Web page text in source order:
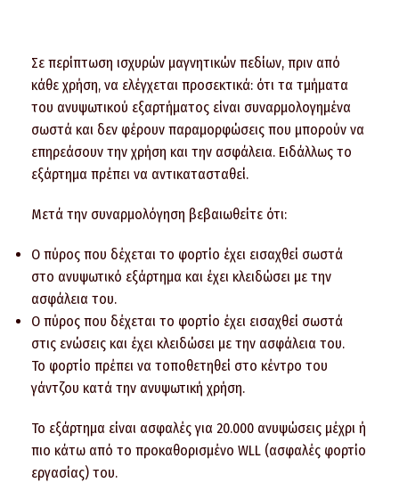
Σε περίπτωση ισχυρών μαγνητικών πεδίων, πριν από
κάθε χρήση, να ελέγχεται προσεκτικά: ότι τα τμήματα
του ανυψωτικού εξαρτήματος είναι συναρμολογημένα
σωστά και δεν φέρουν παραμορφώσεις που μπορούν να
επηρεάσουν την χρήση και την ασφάλεια. Ειδάλλως το
εξάρτημα πρέπει να αντικατασταθεί.
Μετά την συναρμολόγηση βεβαιωθείτε ότι:
Ο πύρος που δέχεται το φορτίο έχει εισαχθεί σωστά
στο ανυψωτικό εξάρτημα και έχει κλειδώσει με την
ασφάλεια του.
Ο πύρος που δέχεται το φορτίο έχει εισαχθεί σωστά
στις ενώσεις και έχει κλειδώσει με την ασφάλεια του.
Το φορτίο πρέπει να τοποθετηθεί στο κέντρο του
γάντζου κατά την ανυψωτική χρήση.
Το εξάρτημα είναι ασφαλές για 20.000 ανυψώσεις μέχρι ή
πιο κάτω από το προκαθορισμένο WLL (ασφαλές φορτίο
εργασίας) του.